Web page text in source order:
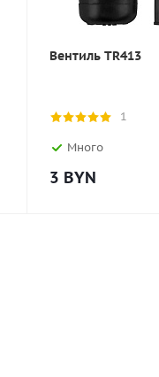
Вентиль TR413
1
Много
3 BYN